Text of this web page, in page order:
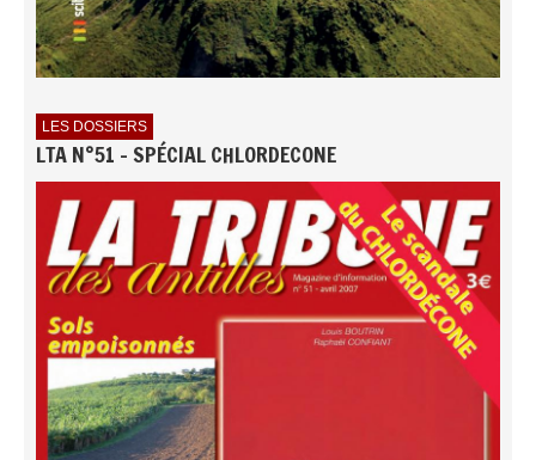
LES DOSSIERS
LTA N°51 - SPÉCIAL CHLORDECONE